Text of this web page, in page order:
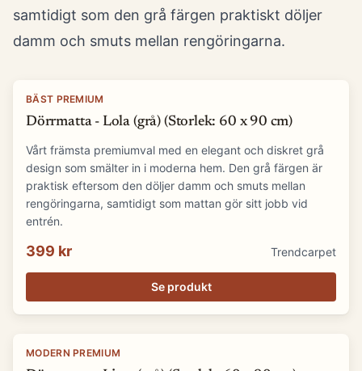
samtidigt som den grå färgen praktiskt döljer
damm och smuts mellan rengöringarna.
BÄST PREMIUM
Dörrmatta - Lola (grå) (Storlek: 60 x 90 cm)
Vårt främsta premiumval med en elegant och diskret grå
design som smälter in i moderna hem. Den grå färgen är
praktisk eftersom den döljer damm och smuts mellan
rengöringarna, samtidigt som mattan gör sitt jobb vid
entrén.
399 kr Trendcarpet
Se produkt
MODERN PREMIUM